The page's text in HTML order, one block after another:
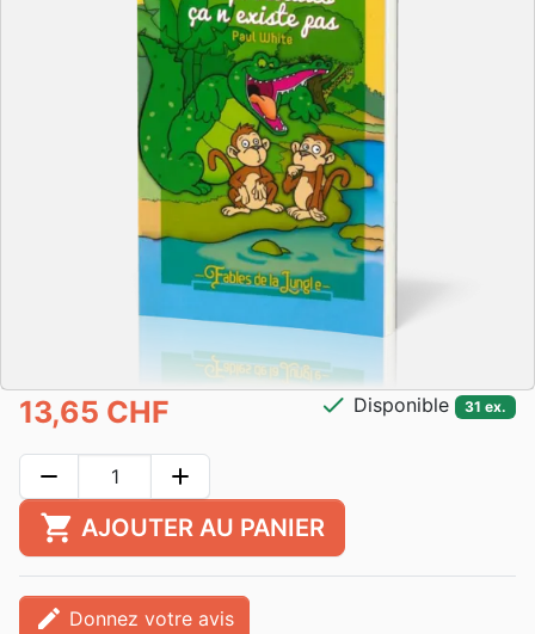
13,65 CHF check Disponible 31 ex.
remove add
shopping_cart AJOUTER AU PANIER
edit Donnez votre avis